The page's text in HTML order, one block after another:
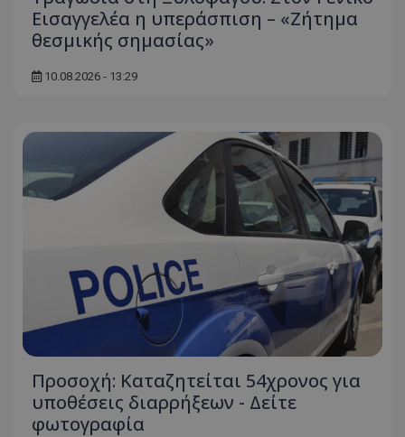
Εισαγγελέα η υπεράσπιση – «Ζήτημα
θεσμικής σημασίας»
10.08.2026 - 13:29
Προσοχή: Καταζητείται 54χρονος για
υποθέσεις διαρρήξεων - Δείτε
φωτογραφία